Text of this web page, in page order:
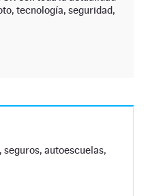
tecnología, seguridad,
autoescuelas,